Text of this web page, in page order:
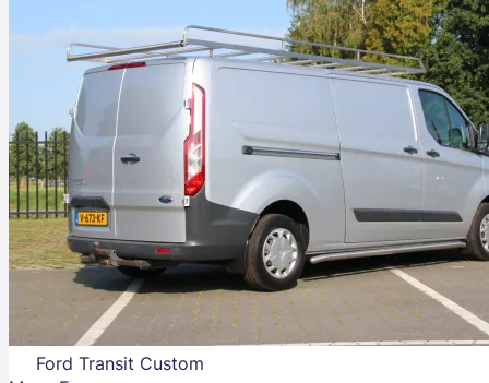
Ford Transit Custom